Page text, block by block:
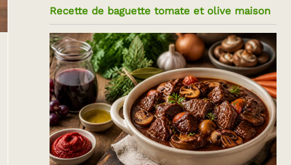
Recette de baguette tomate et olive maison